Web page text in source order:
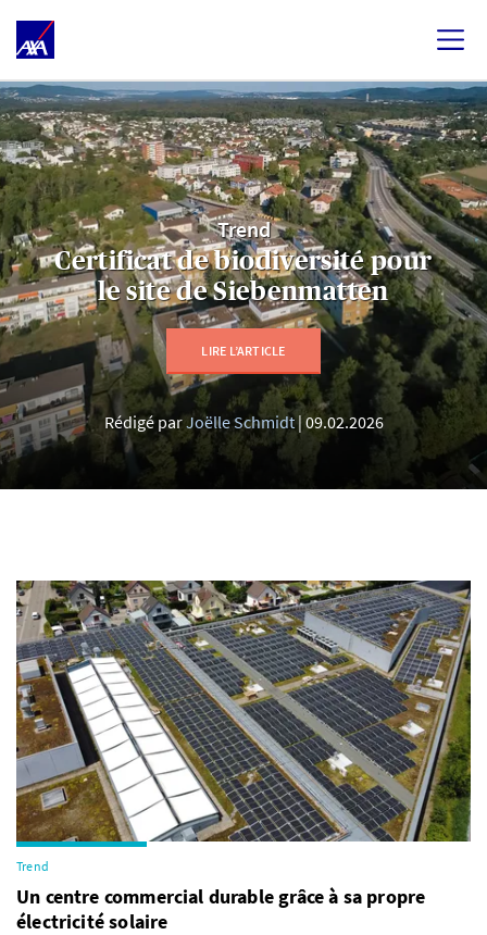
Trend
Certificat de biodiversité pour
le site de Siebenmatten
LIRE L’ARTICLE
Rédigé parJoëlle Schmidt 09.02.2026
Trend
Un centre commercial durable grâce à sa propre
électricité solaire